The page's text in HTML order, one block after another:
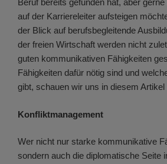
Beruf bereits gefunden hat, aber
auf der Karriereleiter aufsteigen
der Blick auf berufsbegleitende
der freien Wirtschaft werden nicht
guten kommunikativen Fähigkeiten
Fähigkeiten dafür nötig sind und
gibt, schauen wir uns in diesem Artikel
Konfliktmanagement
Wer nicht nur starke kommunikative
sondern auch die diplomatische Seite